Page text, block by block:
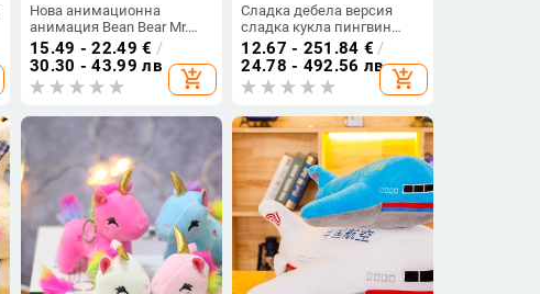
Нова анимационна
анимация Bean Bear Mr.
Bean Плюшена играчка
Creative детски подарък за
рожден ден Фабрика на
едро
15.49 - 22.49 € /
30.30 - 43.99 лв
add_shopping_cart
Сладка дебела версия
сладка кукла пингвин
топла декорация за дома
сладка придружаваща
плюшена играчка фото
реквизит
12.67 - 251.84 € /
24.78 - 492.56 лв
add_shopping_cart